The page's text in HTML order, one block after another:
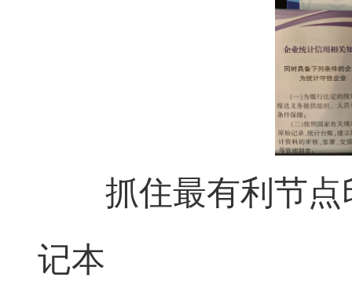
抓住最有利节点
记本